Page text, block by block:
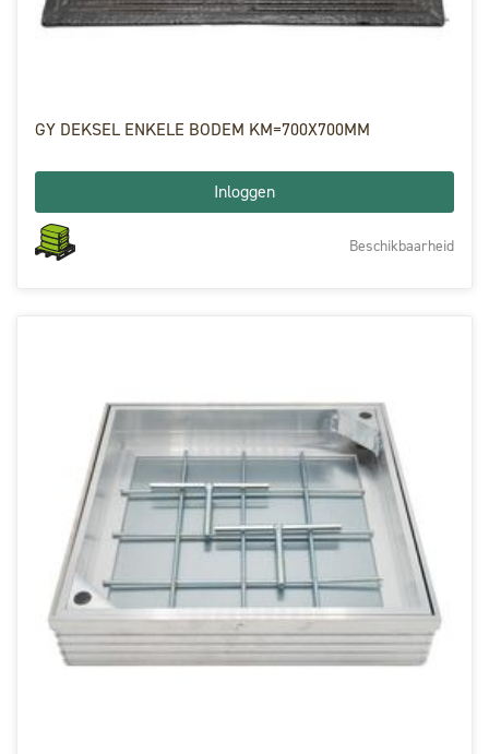
GY DEKSEL ENKELE BODEM KM=700X700MM
Inloggen
Beschikbaarheid